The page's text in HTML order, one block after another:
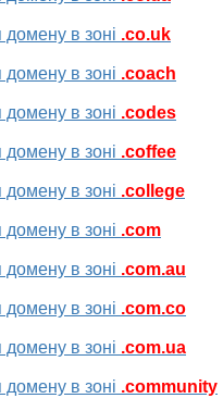
в зоні .co.uk
в зоні .coach
в зоні .codes
в зоні .coffee
в зоні .college
в зоні .com
в зоні .com.au
в зоні .com.co
в зоні .com.ua
в зоні .community